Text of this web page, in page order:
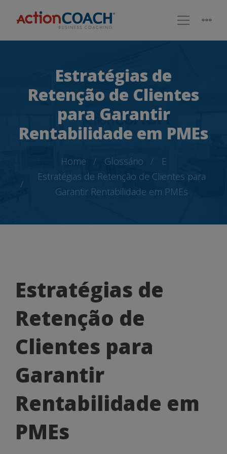
Estratégias de
Retenção de Clientes
para Garantir
Rentabilidade em PMEs
Home Glossário
E
Estratégias de Retenção de Clientes para
Garantir Rentabilidade em PMEs
Estratégias
de
Retenção
de
Clientes
para
Garantir
Rentabilidade
em
Estratégias de
Retenção de
Clientes para
Garantir
Rentabilidade em
PMEs